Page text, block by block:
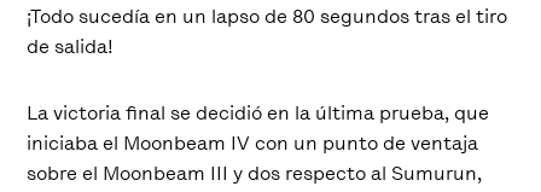
¡Todo sucedía en un lapso de 80 segundos tras el tiro
de salida!
La victoria final se decidió en la última prueba, que
iniciaba el Moonbeam IV con un punto de ventaja
sobre el Moonbeam III y dos respecto al Sumurun,